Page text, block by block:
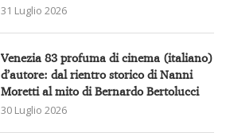
31 Luglio 2026
Venezia 83 profuma di cinema (italiano)
d’autore: dal rientro storico di Nanni
Moretti al mito di Bernardo Bertolucci
30 Luglio 2026